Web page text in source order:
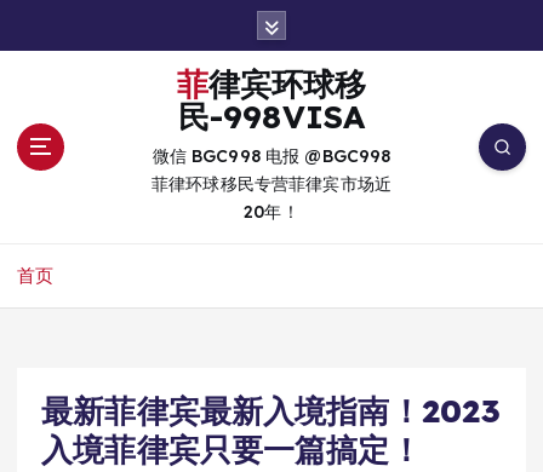
菲律宾环球移
民-998VISA
微信 BGC998 电报 @BGC998
菲律环球移民专营菲律宾市场近
20年！
首页
最新菲律宾最新入境指南！2023
入境菲律宾只要一篇搞定！